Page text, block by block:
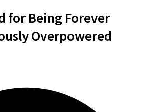
for Being Forever
Overpowered